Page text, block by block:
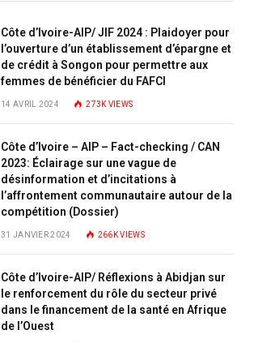
Côte d’Ivoire-AIP/ JIF 2024 : Plaidoyer pour
l’ouverture d’un établissement d’épargne et
de crédit à Songon pour permettre aux
femmes de bénéficier du FAFCI
14 AVRIL 2024 273K VIEWS
Côte d’Ivoire – AIP – Fact-checking / CAN
2023: Éclairage sur une vague de
désinformation et d’incitations à
l’affrontement communautaire autour de la
compétition (Dossier)
31 JANVIER 2024 266KVIEWS
Côte d’Ivoire-AIP/ Réflexions à Abidjan sur
le renforcement du rôle du secteur privé
dans le financement de la santé en Afrique
de l’Ouest